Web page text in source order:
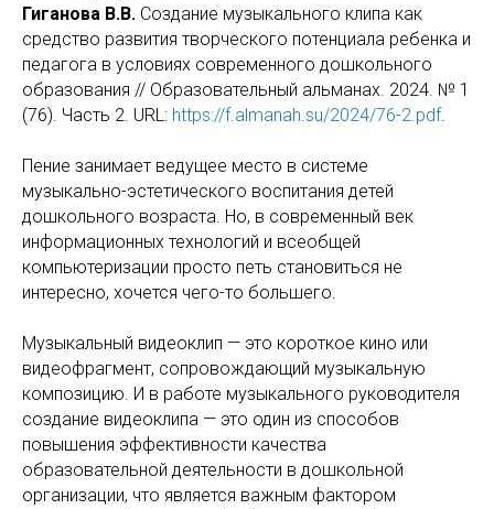
Гиганова В.В. Создание музыкального клипа как
средство развития творческого потенциала ребенка и
педагога в условиях современного дошкольного
образования // Образовательный альманах. 2024. № 1
(76). Часть 2. URL: https://f.almanah.su/2024/76-2.pdf.
Пение занимает ведущее место в системе
музыкально-эстетического воспитания детей
дошкольного возраста. Но, в современный век
информационных технологий и всеобщей
компьютеризации просто петь становиться не
интересно, хочется чего-то большего.
Музыкальный видеоклип — это короткое кино или
видеофрагмент, сопровождающий музыкальную
композицию. И в работе музыкального руководителя
создание видеоклипа — это один из способов
повышения эффективности качества
образовательной деятельности в дошкольной
организации, что является важным фактором